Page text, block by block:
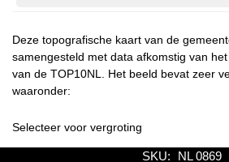
Deze topografische kaart van de
samengesteld met data afkomstig van
van de TOP10NL. Het beeld bevat zeer
waaronder:
Selecteer voor vergroting
SKU:
NL 0869